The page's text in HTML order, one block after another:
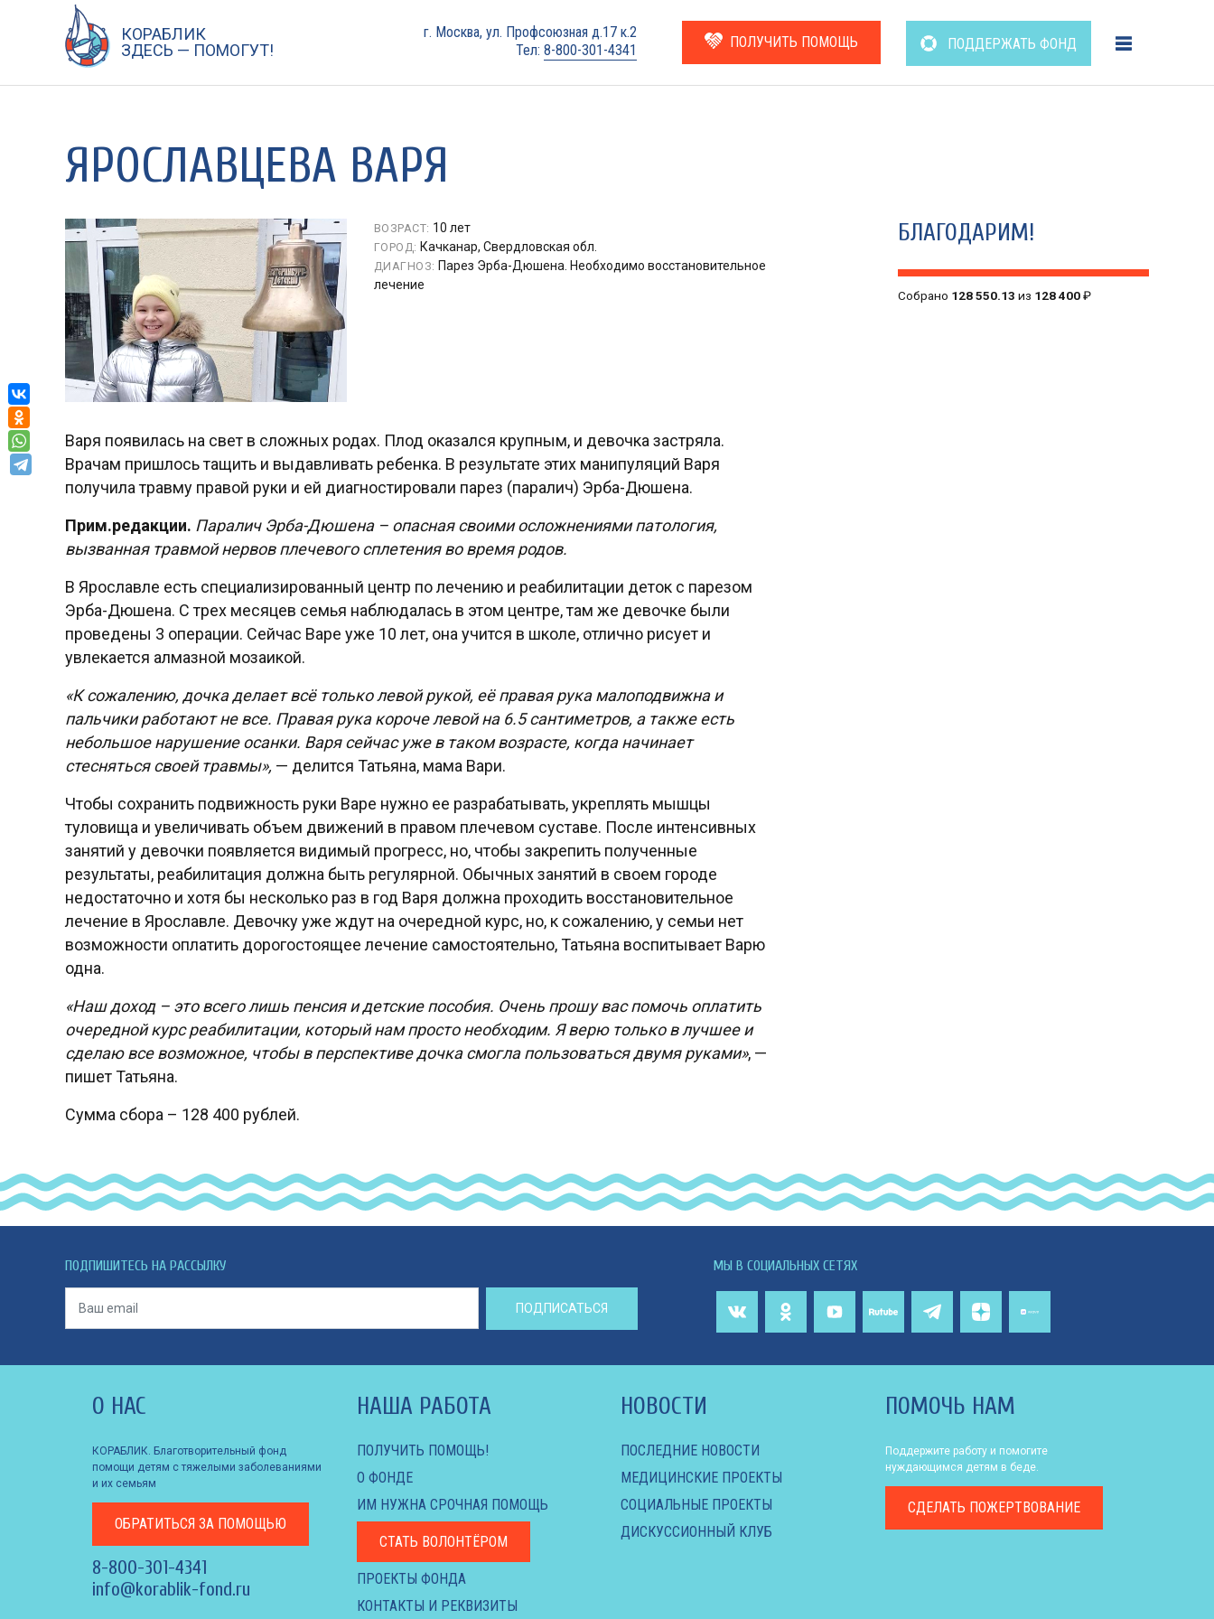
содержанию
КОРАБЛИК
ЗДЕСЬ — ПОМОГУТ!
г. Москва, ул. Профсоюзная д.17 к.2
Тел: 8-800-301-4341 ПОЛУЧИТЬ ПОМОЩЬ ПОДДЕРЖАТЬ ФОНД
ЯРОСЛАВЦЕВА ВАРЯ
ВОЗРАСТ: 10 лет
ГОРОД: Качканар, Свердловская обл.
ДИАГНОЗ: Парез Эрба-Дюшена. Необходимо восстановительное
лечение
Варя появилась на свет в сложных родах. Плод оказался крупным, и девочка застряла.
Врачам пришлось тащить и выдавливать ребенка. В результате этих манипуляций Варя
получила травму правой руки и ей диагностировали парез (паралич) Эрба-Дюшена.
Прим.редакции. Паралич Эрба-Дюшена – опасная своими осложнениями патология,
вызванная травмой нервов плечевого сплетения во время родов.
В Ярославле есть специализированный центр по лечению и реабилитации деток с парезом
Эрба-Дюшена. С трех месяцев семья наблюдалась в этом центре, там же девочке были
проведены 3 операции. Сейчас Варе уже 10 лет, она учится в школе, отлично рисует и
увлекается алмазной мозаикой.
«К сожалению, дочка делает всё только левой рукой, её правая рука малоподвижна и
пальчики работают не все. Правая рука короче левой на 6.5 сантиметров, а также есть
небольшое нарушение осанки. Варя сейчас уже в таком возрасте, когда начинает
стесняться своей травмы», — делится Татьяна, мама Вари.
Чтобы сохранить подвижность руки Варе нужно ее разрабатывать, укреплять мышцы
туловища и увеличивать объем движений в правом плечевом суставе. После интенсивных
занятий у девочки появляется видимый прогресс, но, чтобы закрепить полученные
результаты, реабилитация должна быть регулярной. Обычных занятий в своем городе
недостаточно и хотя бы несколько раз в год Варя должна проходить восстановительное
лечение в Ярославле. Девочку уже ждут на очередной курс, но, к сожалению, у семьи нет
возможности оплатить дорогостоящее лечение самостоятельно, Татьяна воспитывает Варю
одна.
«Наш доход – это всего лишь пенсия и детские пособия. Очень прошу вас помочь оплатить
очередной курс реабилитации, который нам просто необходим. Я верю только в лучшее и
сделаю все возможное, чтобы в перспективе дочка смогла пользоваться двумя руками», —
пишет Татьяна.
Сумма сбора – 128 400 рублей.
БЛАГОДАРИМ!
Собрано 128 550.13 из 128 400₽
ПОДПИШИТЕСЬ НА РАССЫЛКУ
ПОДПИСАТЬСЯ
МЫ В СОЦИАЛЬНЫХ СЕТЯХ
О НАС
КОРАБЛИК. Благотворительный фонд
помощи детям с тяжелыми заболеваниями
и их семьям
ОБРАТИТЬСЯ ЗА ПОМОЩЬЮ
8-800-301-4341
info@korablik-fond.ru
НАША РАБОТА
ПОЛУЧИТЬ ПОМОЩЬ!
О ФОНДЕ
ИМ НУЖНА СРОЧНАЯ ПОМОЩЬ
СТАТЬ ВОЛОНТЁРОМ
ПРОЕКТЫ ФОНДА
КОНТАКТЫ И РЕКВИЗИТЫ
НОВОСТИ
ПОСЛЕДНИЕ НОВОСТИ
МЕДИЦИНСКИЕ ПРОЕКТЫ
СОЦИАЛЬНЫЕ ПРОЕКТЫ
ДИСКУССИОННЫЙ КЛУБ
ПОМОЧЬ НАМ
Поддержите работу и помогите
нуждающимся детям в беде.
СДЕЛАТЬ ПОЖЕРТВОВАНИЕ